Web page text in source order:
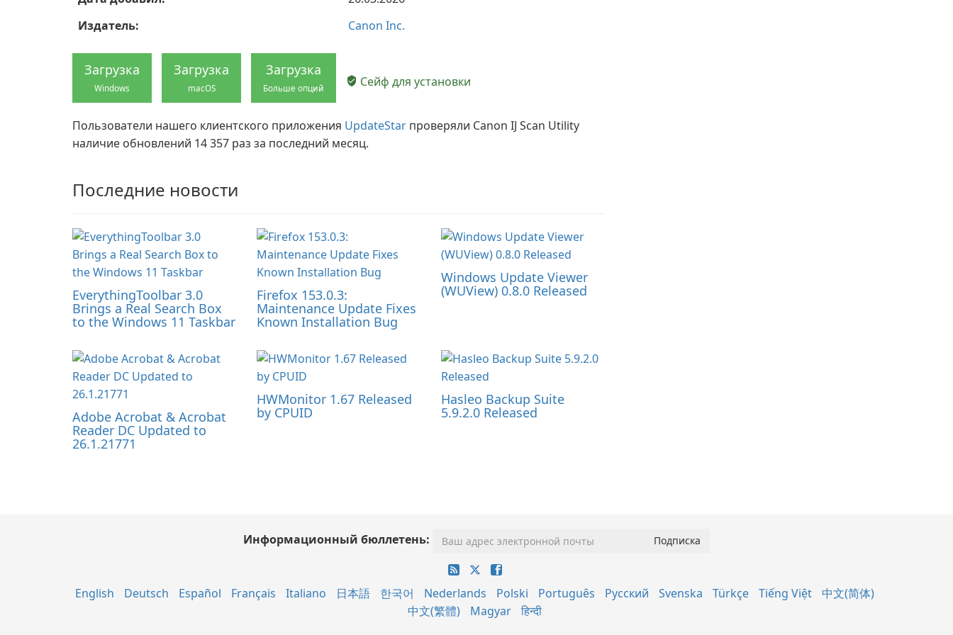
Издатель:
Canon Inc.
Загрузка
Windows
Загрузка
macOS
Загрузка
Больше опций Сейф для установки
Пользователи нашего клиентского приложения UpdateStar проверяли Canon IJ Scan Utility
наличие обновлений 14 357 раз за последний месяц.
Последние новости
EverythingToolbar 3.0
Brings a Real Search Box
to the Windows 11 Taskbar
Firefox 153.0.3:
Maintenance Update Fixes
Known Installation Bug
Windows Update Viewer
(WUView) 0.8.0 Released
Adobe Acrobat & Acrobat
Reader DC Updated to
26.1.21771
HWMonitor 1.67 Released
by CPUID
Hasleo Backup Suite
5.9.2.0 Released
Информационный бюллетень:
English Deutsch Español Français Italiano 日本語 한국어 Nederlands Polski Português Русский Svenska Türkçe Tiếng Việt
中文(简体)
中文(繁體)
Magyar हिन्दी